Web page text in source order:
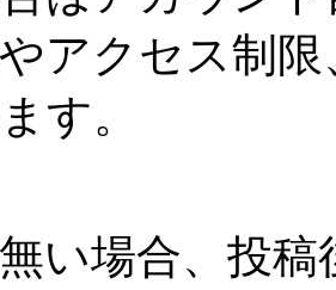
アクセス制限
す。
い場合、投稿